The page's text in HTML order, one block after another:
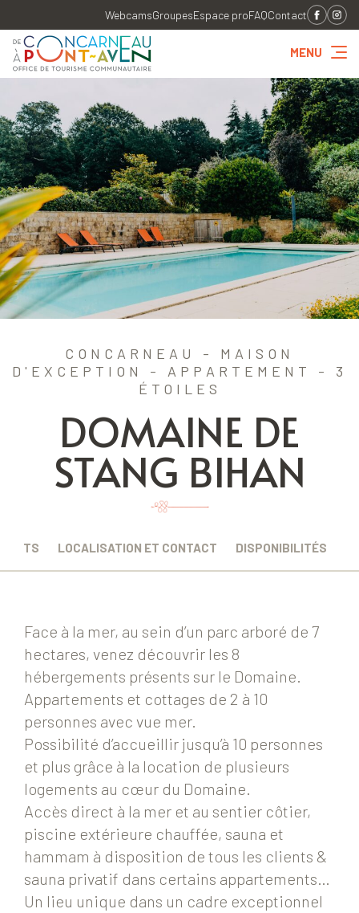
WebcamsGroupesEspace proFAQContact
MENU
CONCARNEAU - MAISON
D'EXCEPTION - APPARTEMENT - 3
ÉTOILES
DOMAINE DE
STANG BIHAN
LOCALISATION ET CONTACT DISPONIBILITÉS
Face à la mer, au sein d’un parc arboré de 7
hectares, venez découvrir les 8
hébergements présents sur le Domaine.
Appartements et cottages de 2 à 10
personnes avec vue mer.
Possibilité d’accueillir jusqu’à 10 personnes
et plus grâce à la location de plusieurs
logements au cœur du Domaine.
Accès direct à la mer et au sentier côtier,
piscine extérieure chauffée, sauna et
hammam à disposition de tous les clients &
sauna privatif dans certains appartements…
Un lieu unique dans un cadre exceptionnel